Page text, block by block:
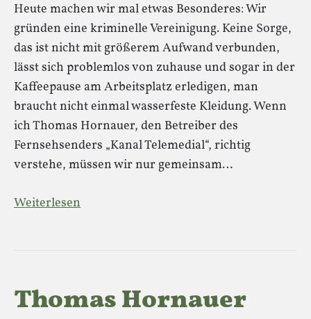
Heute machen wir mal etwas Besonderes: Wir
gründen eine kriminelle Vereinigung. Keine Sorge,
das ist nicht mit größerem Aufwand verbunden,
lässt sich problemlos von zuhause und sogar in der
Kaffeepause am Arbeitsplatz erledigen, man
braucht nicht einmal wasserfeste Kleidung. Wenn
ich Thomas Hornauer, den Betreiber des
Fernsehsenders „Kanal Telemedial“, richtig
verstehe, müssen wir nur gemeinsam…
Weiterlesen
Thomas Hornauer